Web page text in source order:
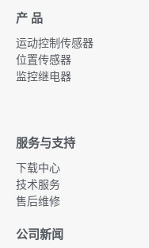
产 品
运动控制传感器
位置传感器
监控继电器
服务与支持
下载中心
技术服务
售后维修
公司新闻